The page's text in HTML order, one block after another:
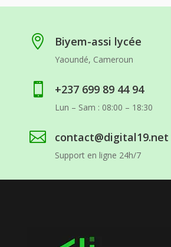
 Biyem-assi lycée
Yaoundé, Cameroun
 +237 699 89 44 94
Lun – Sam : 08:00 – 18:30
 contact@digital19.net
Support en ligne 24h/7